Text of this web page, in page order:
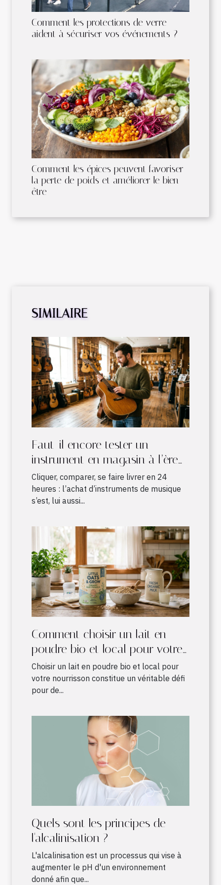
Comment les protections de verre
aident à sécuriser vos événements ?
Comment les épices peuvent favoriser
la perte de poids et améliorer le bien-
être
SIMILAIRE
Faut-il encore tester un
instrument en magasin à l’ère
du shopping en ligne ?
Cliquer, comparer, se faire livrer en 24
heures : l’achat d’instruments de musique
s’est, lui aussi...
Comment choisir un lait en
poudre bio et local pour votre
nourrisson ?
Choisir un lait en poudre bio et local pour
votre nourrisson constitue un véritable défi
pour de...
Quels sont les principes de
l'alcalinisation ?
L'alcalinisation est un processus qui vise à
augmenter le pH d'un environnement
donné afin que...